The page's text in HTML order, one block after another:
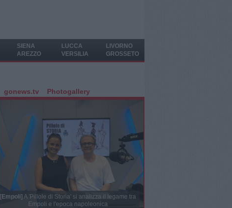
SIENA
AREZZO
LUCCA
VERSILIA
LIVORNO
GROSSETO
gonews.tv Photogallery
[Empoli] A 'Pillole di Storia' si analizza il legame tra
Empoli e l'epoca napoleonica